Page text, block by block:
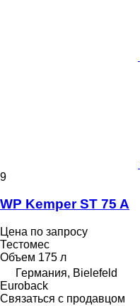
9
WP Kemper ST 75 A
Цена по запросу
Тестомес
Объем 175 л
Германия, Bielefeld
Euroback
Связаться с продавцом